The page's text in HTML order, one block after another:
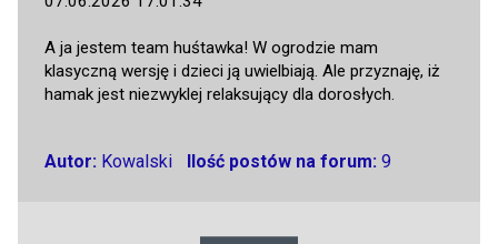
A ja jestem team huśtawka! W ogrodzie mam
klasyczną wersję i dzieci ją uwielbiają. Ale przyznaję, iż
hamak jest niezwyklej relaksujący dla dorosłych.
Autor: Kowalski Ilość postów na forum: 9